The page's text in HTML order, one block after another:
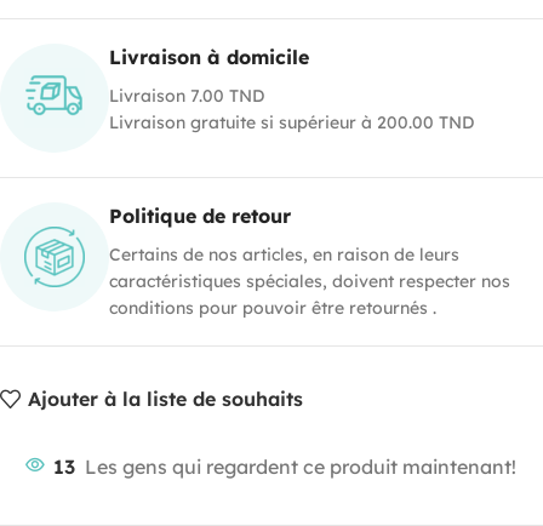
Livraison à domicile
Livraison 7.00 TND
Livraison gratuite si supérieur à 200.00 TND
Politique de retour
Certains de nos articles, en raison de leurs
caractéristiques spéciales, doivent respecter nos
conditions pour pouvoir être retournés .
Ajouter à la liste de souhaits
13 Les gens qui regardent ce produit maintenant!